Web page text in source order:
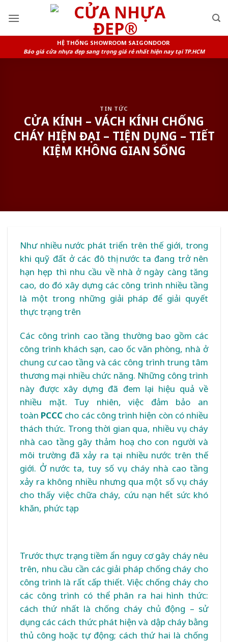
HỆ THỐNG SHOWROOM SAIGONDOOR
Báo giá cửa nhựa đẹp sang trọng giá rẻ nhất hiện nay tại TP.HCM
TIN TỨC
CỬA KÍNH – VÁCH KÍNH CHỐNG
CHÁY HIỆN ĐẠI – TIỆN DỤNG – TIẾT
KIỆM KHÔNG GIAN SỐNG
Như nhiều nước phát triển trên thế giới, trong
khi quỹ đất ở các đô thị nước ta đang trở nên
hạn hẹp thì nhu cầu về nhà ở ngày càng tăng
cao, do đó xây dựng các công trình nhiều tầng
là một trong những giải pháp để giải quyết
thực trạng trên
Các công trình cao tầng thường bao gồm các
công trình khách sạn, cao ốc văn phòng, nhà ở
chung cư cao tầng và các công trình trung tâm
thương mại nhiều chức năng. Những công trình
này được xây dựng đã đem lại hiệu quả về
nhiều mặt. Tuy nhiên, việc đảm bảo an
toàn PCCC cho các công trình hiện còn có nhiều
thách thức. Trong thời gian qua, nhiều vụ cháy
nhà cao tầng gây thảm hoạ cho con người và
môi trường đã xảy ra tại nhiều nước trên thế
giới. Ở nước ta, tuy số vụ cháy nhà cao tầng
xảy ra không nhiều nhưng qua một số vụ cháy
cho thấy việc chữa cháy, cứu nạn hết sức khó
khăn, phức tạp
Trước thực trạng tiềm ẩn nguy cơ gây cháy nêu
trên, nhu cầu cần các giải pháp chống cháy cho
công trình là rất cấp thiết. Việc chống cháy cho
các công trình có thể phân ra hai hình thức:
cách thứ nhất là chống cháy chủ động – sử
dụng các cách thức phát hiện và dập cháy bằng
thủ công hoặc tự động; cách thứ hai là chống